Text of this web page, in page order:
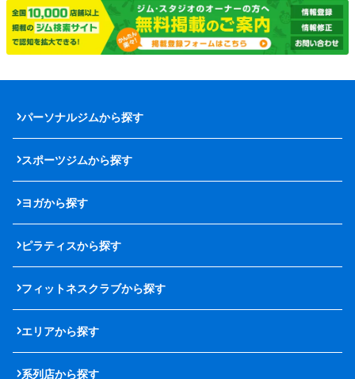
パーソナルジムから探す
スポーツジムから探す
ヨガから探す
ピラティスから探す
フィットネスクラブから探す
エリアから探す
系列店から探す